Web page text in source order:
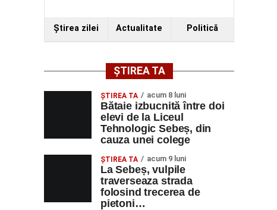
Ştirea zilei Actualitate Politică
ȘTIREA TA
ŞTIREA TA acum 8 luni
Bătaie izbucnită între doi
elevi de la Liceul
Tehnologic Sebeș, din
cauza unei colege
ŞTIREA TA acum 9 luni
La Sebeș, vulpile
traverseaza strada
folosind trecerea de
pietoni…